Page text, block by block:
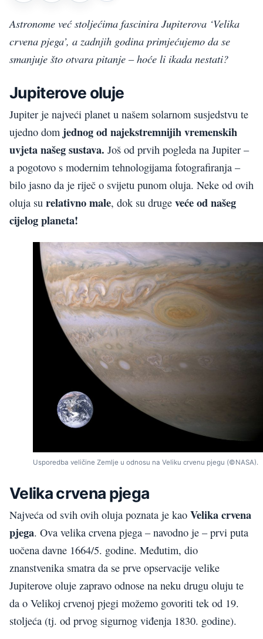
Astronome već stoljećima fascinira Jupiterova ‘Velika
crvena pjega’, a zadnjih godina primjećujemo da se
smanjuje što otvara pitanje – hoće li ikada nestati?
Jupiterove oluje
Jupiter je najveći planet u našem solarnom susjedstvu te
ujedno dom jednog od najekstremnijih vremenskih
uvjeta našeg sustava. Još od prvih pogleda na Jupiter –
a pogotovo s modernim tehnologijama fotografiranja –
bilo jasno da je riječ o svijetu punom oluja. Neke od ovih
oluja su relativno male, dok su druge veće od našeg
cijelog planeta!
Usporedba veličine Zemlje u odnosu na Veliku crvenu pjegu (©NASA).
Velika crvena pjega
Najveća od svih ovih oluja poznata je kao Velika crvena
pjega. Ova velika crvena pjega – navodno je – prvi puta
uočena davne 1664/5. godine. Međutim, dio
znanstvenika smatra da se prve opservacije velike
Jupiterove oluje zapravo odnose na neku drugu oluju te
da o Velikoj crvenoj pjegi možemo govoriti tek od 19.
stoljeća (tj. od prvog sigurnog viđenja 1830. godine).